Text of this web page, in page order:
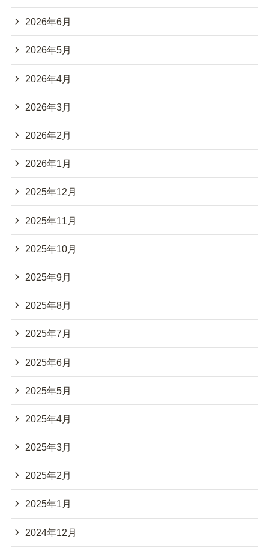
2026年6月
2026年5月
2026年4月
2026年3月
2026年2月
2026年1月
2025年12月
2025年11月
2025年10月
2025年9月
2025年8月
2025年7月
2025年6月
2025年5月
2025年4月
2025年3月
2025年2月
2025年1月
2024年12月